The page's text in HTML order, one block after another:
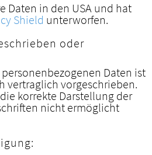
Daten in den USA und hat
Shield unterworfen.
oder
Daten ist
vertraglich vorgeschrieben.
korrekte Darstellung der
nicht ermöglicht